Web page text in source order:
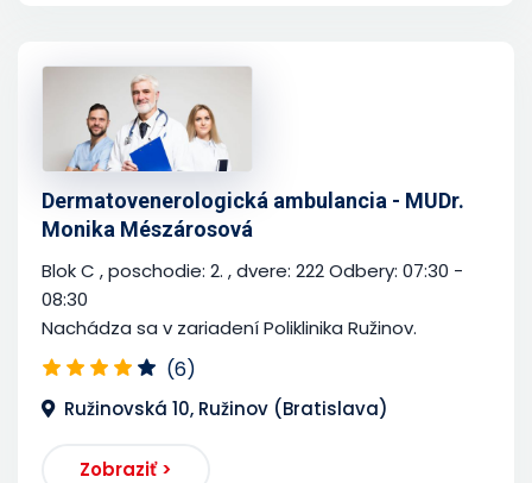
Dermatovenerologická ambulancia - MUDr.
Monika Mészárosová
Blok C , poschodie: 2. , dvere: 222 Odbery: 07:30 -
08:30
Nachádza sa v zariadení Poliklinika Ružinov.
(6)
Ružinovská 10, Ružinov (Bratislava)
Zobraziť >